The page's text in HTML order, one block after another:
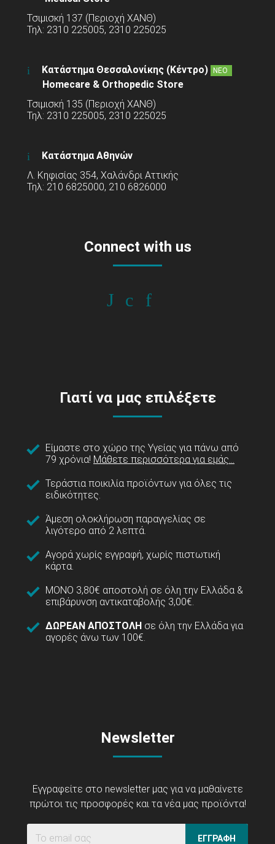
Τσιμισκή 137 (Περιοχή ΧΑΝΘ)
Τηλ: 2310 225005, 2310 225025
Κατάστημα Θεσσαλονίκης (Κέντρο) ΝΕΟ
Homecare & Orthopedic Store
Τσιμισκή 135 (Περιοχή ΧΑΝΘ)
Τηλ: 2310 225005, 2310 225025
Κατάστημα Αθηνών
Λ. Κηφισίας 354, Χαλάνδρι Αττικής
Τηλ: 210 6825000, 210 6826000
Connect with us
Γιατί να μας επιλέξετε
Είμαστε στο χώρο της Υγείας για πάνω από
79 χρόνια! Μάθετε περισσότερα για εμάς...
Τεράστια ποικιλία προϊόντων για όλες τις
ειδικότητες.
Άμεση ολοκλήρωση παραγγελίας σε
λιγότερο από 2 λεπτά.
Αγορά χωρίς εγγραφή, χωρίς πιστωτική
κάρτα.
ΜΟΝΟ 3,80€ αποστολή σε όλη την Ελλάδα &
επιβάρυνση αντικαταβολής 3,00€.
ΔΩΡΕΑΝ ΑΠΟΣΤΟΛΗ σε όλη την Ελλάδα για
αγορές άνω των 100€.
Newsletter
Εγγραφείτε στο newsletter μας για να μαθαίνετε
πρώτοι τις προσφορές και τα νέα μας προϊόντα!
ΕΓΓΡΑΦΗ